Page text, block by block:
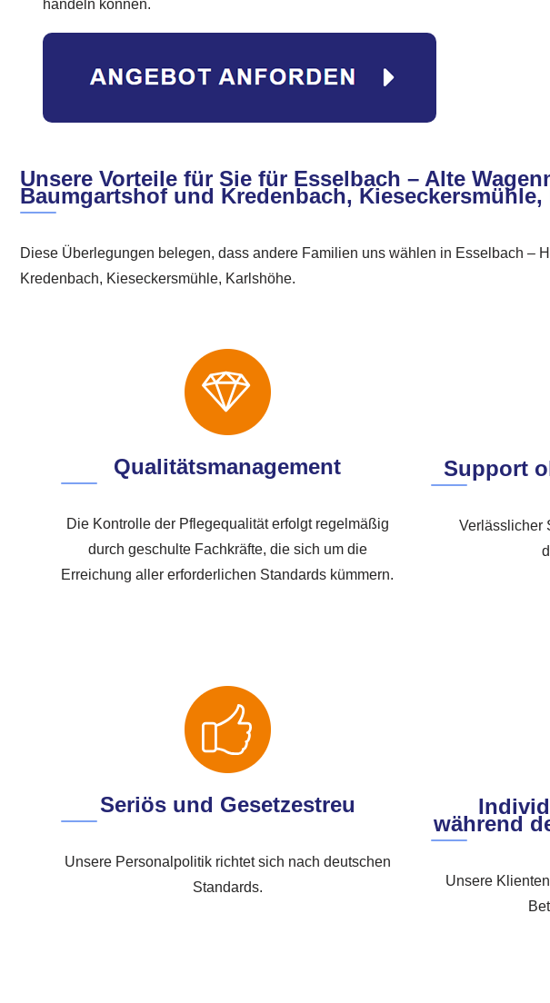
handeln können.
Unsere Vorteile für Sie für Esselbach – Alte
Baumgartshof und Kredenbach,
Diese Überlegungen belegen, dass andere Familien uns wählen in Esselbach –
Kredenbach, Kieseckersmühle, Karlshöhe.
Qualitätsmanagement
Die Kontrolle der Pflegequalität erfolgt regelmäßig
durch geschulte Fachkräfte, die sich um die
Erreichung aller erforderlichen Standards kümmern.
Support
Verlässlicher
Seriös und Gesetzestreu
Unsere Personalpolitik richtet sich nach deutschen
Standards.
während
Unsere